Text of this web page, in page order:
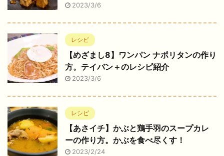
2023/3/6
レシピ
【めざまし8】ワンパン ナポリタンの作り
方。テイバン＋のレシピ紹介
2023/3/6
レシピ
【あさイチ】かぶと鶏手羽のスープカレ
ーの作り方。かぶを食べ尽くす！
2023/2/24